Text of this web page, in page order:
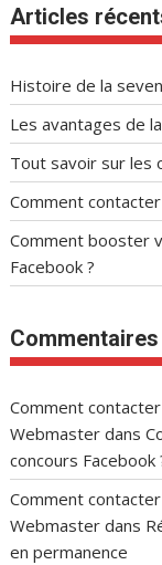
Articles
Histoire de la
Les avantages de
Tout savoir sur les
Comment
Comment booster
Facebook ?
Comment
Webmaster dans
concours Facebook
Comment
Webmaster dans
en permanence